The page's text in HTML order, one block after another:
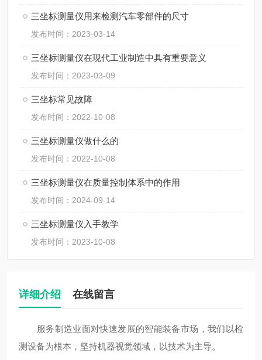
三坐标测量仪用来检测汽车零部件的尺寸
发布时间：2023-03-14
三坐标测量仪在现代工业制造中具有重要意义
发布时间：2023-03-09
三坐标常见故障
发布时间：2022-10-08
三坐标测量仪做什么的
发布时间：2022-10-08
三坐标测量仪在质量控制体系中的作用
发布时间：2024-09-14
三坐标测量仪入手教学
发布时间：2023-10-08
详细介绍 在线留言
服务制造业面对快速发展的智能装备市场，我们以检
测设备为根本，坚持机器视觉领域，以技术为主导。